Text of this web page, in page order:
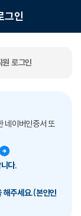
그인
원 로그인
네이버인증서 또
다.
해주세요.(본인인